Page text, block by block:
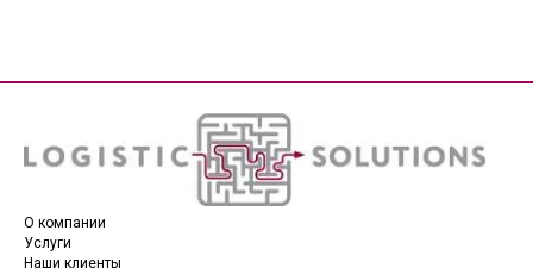
О компании
Услуги
Наши клиенты